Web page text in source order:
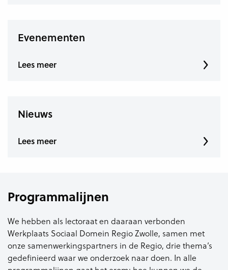
Evenementen
Lees meer
Nieuws
Lees meer
Programmalijnen
We hebben als lectoraat en daaraan verbonden
Werkplaats Sociaal Domein Regio Zwolle, samen met
onze samenwerkingspartners in de Regio, drie thema’s
gedefinieerd waar we onderzoek naar doen. In alle